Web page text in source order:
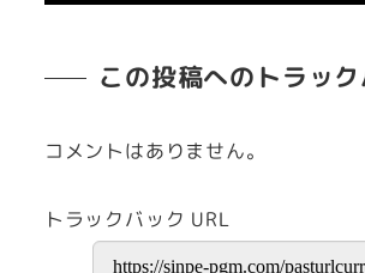
この投稿へのトラッ
コメントはありません。
トラックバック URL